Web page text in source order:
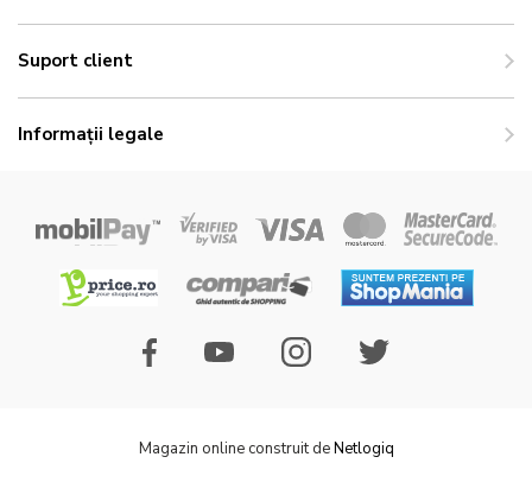
Suport client
Informații legale
Magazin online construit deNetlogiq